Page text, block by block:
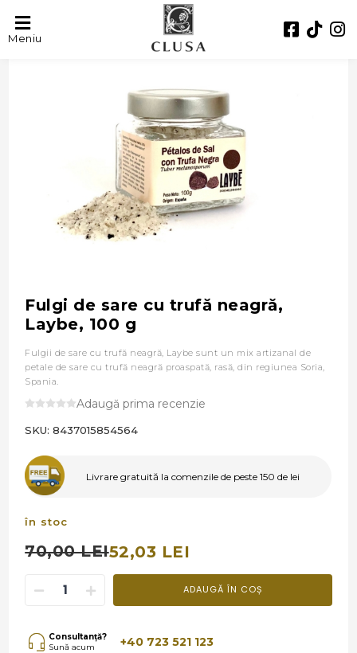
Meniu- 26%
Fulgi de sare cu trufă neagră,
Laybe, 100 g
Fulgii de sare cu trufă neagră, Laybe sunt un mix artizanal de
petale de sare cu trufă neagră proaspată, rasă, din regiunea Soria,
Spania.
Adaugă prima recenzie
SKU: 8437015854564
Livrare gratuită la comenzile de peste 150 de lei
în stoc
70,00 LEI52,03 LEI
ADAUGĂ ÎN COȘ
Consultanță?
Sună acum
+40 723 521 123